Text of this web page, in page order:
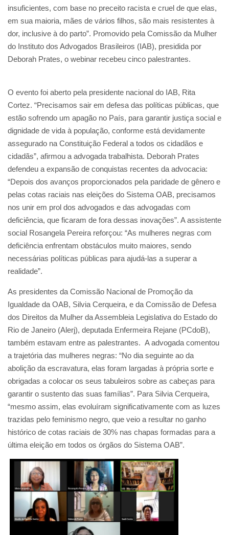
insuficientes, com base no preceito racista e cruel de que elas,
em sua maioria, mães de vários filhos, são mais resistentes à
dor, inclusive à do parto”. Promovido pela Comissão da Mulher
do Instituto dos Advogados Brasileiros (IAB), presidida por
Deborah Prates, o webinar recebeu cinco palestrantes.
O evento foi aberto pela presidente nacional do IAB, Rita
Cortez. “Precisamos sair em defesa das políticas públicas, que
estão sofrendo um apagão no País, para garantir justiça social e
dignidade de vida à população, conforme está devidamente
assegurado na Constituição Federal a todos os cidadãos e
cidadãs”, afirmou a advogada trabalhista. Deborah Prates
defendeu a expansão de conquistas recentes da advocacia:
“Depois dos avanços proporcionados pela paridade de gênero e
pelas cotas raciais nas eleições do Sistema OAB, precisamos
nos unir em prol dos advogados e das advogadas com
deficiência, que ficaram de fora dessas inovações”. A assistente
social Rosangela Pereira reforçou: “As mulheres negras com
deficiência enfrentam obstáculos muito maiores, sendo
necessárias políticas públicas para ajudá-las a superar a
realidade”.
As presidentes da Comissão Nacional de Promoção da
Igualdade da OAB, Silvia Cerqueira, e da Comissão de Defesa
dos Direitos da Mulher da Assembleia Legislativa do Estado do
Rio de Janeiro (Alerj), deputada Enfermeira Rejane (PCdoB),
também estavam entre as palestrantes. A advogada comentou
a trajetória das mulheres negras: “No dia seguinte ao da
abolição da escravatura, elas foram largadas à própria sorte e
obrigadas a colocar os seus tabuleiros sobre as cabeças para
garantir o sustento das suas famílias”. Para Silvia Cerqueira,
“mesmo assim, elas evoluíram significativamente com as luzes
trazidas pelo feminismo negro, que veio a resultar no ganho
histórico de cotas raciais de 30% nas chapas formadas para a
última eleição em todos os órgãos do Sistema OAB”.